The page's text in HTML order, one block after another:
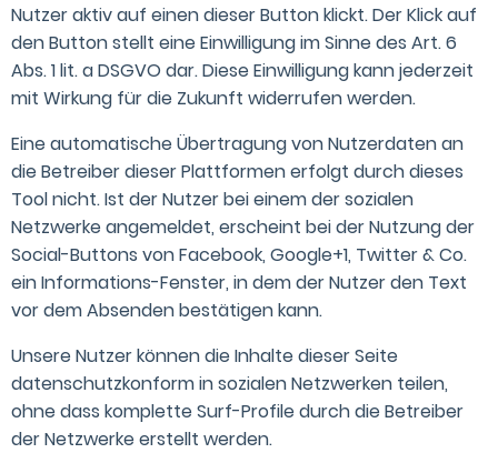
Nutzer aktiv auf einen dieser Button klickt. Der Klick auf
den Button stellt eine Einwilligung im Sinne des Art. 6
Abs. 1 lit. a DSGVO dar. Diese Einwilligung kann jederzeit
mit Wirkung für die Zukunft widerrufen werden.
Eine automatische Übertragung von Nutzerdaten an
die Betreiber dieser Plattformen erfolgt durch dieses
Tool nicht. Ist der Nutzer bei einem der sozialen
Netzwerke angemeldet, erscheint bei der Nutzung der
Social-Buttons von Facebook, Google+1, Twitter & Co.
ein Informations-Fenster, in dem der Nutzer den Text
vor dem Absenden bestätigen kann.
Unsere Nutzer können die Inhalte dieser Seite
datenschutzkonform in sozialen Netzwerken teilen,
ohne dass komplette Surf-Profile durch die Betreiber
der Netzwerke erstellt werden.